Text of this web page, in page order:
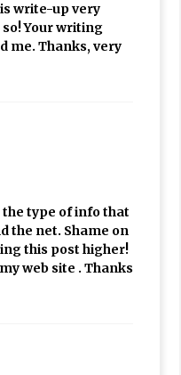
write-up very
Your writing
me. Thanks, very
type of info that
the net. Shame on
this post higher!
web site . Thanks